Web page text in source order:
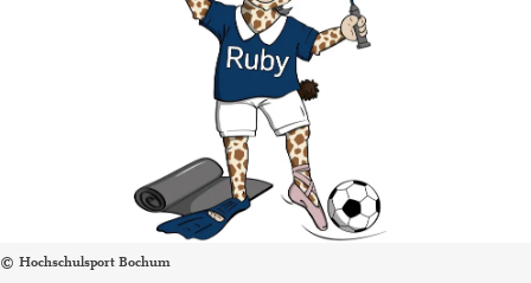
Hochschulsport Bochum